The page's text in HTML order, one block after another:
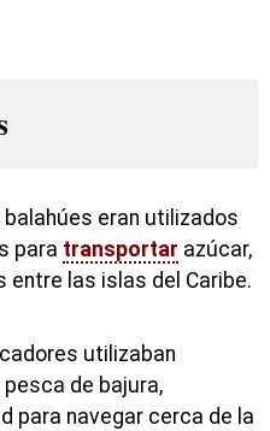
balahúes eran utilizados
para transportar azúcar,
las islas del Caribe.
utilizaban
de bajura,
para navegar cerca de la